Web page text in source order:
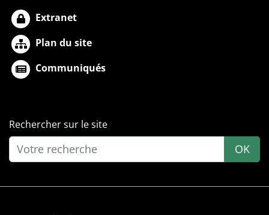
Extranet
Plan du site
Communiqués
Rechercher sur le site
OK